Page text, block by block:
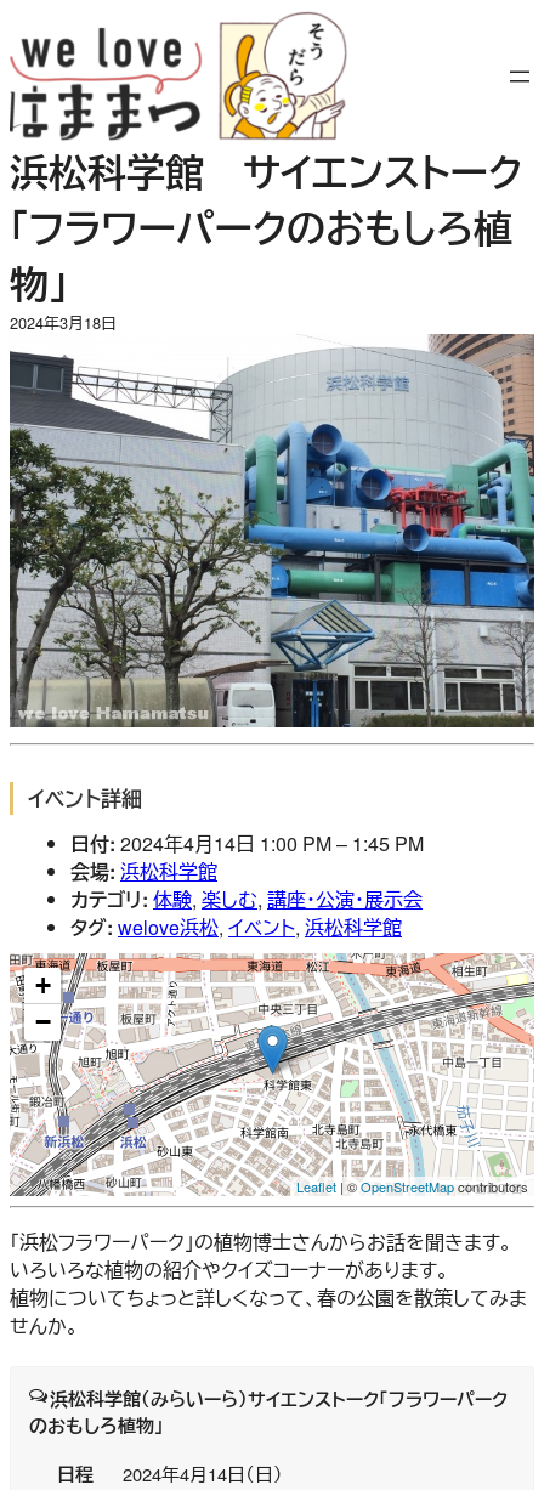
容
を
ス
キ
ッ
プ
浜松科学館 サイエンストーク
「フラワーパークのおもしろ植
物」
2024年3月18日
イベント詳細
日付: 2024年4月14日 1:00 PM– 1:45 PM
会場: 浜松科学館
カテゴリ: 体験, 楽しむ, 講座・公演・展示会
タグ: welove浜松, イベント, 浜松科学館
+
−
Leaflet | ©OpenStreetMapcontributors
「浜松フラワーパーク」の植物博士さんからお話を聞きます。
いろいろな植物の紹介やクイズコーナーがあります。
植物についてちょっと詳しくなって、春の公園を散策してみま
せんか。
浜松科学館（みらいーら）サイエンストーク「フラワーパーク
のおもしろ植物」
日程
2024年4月14日（日）